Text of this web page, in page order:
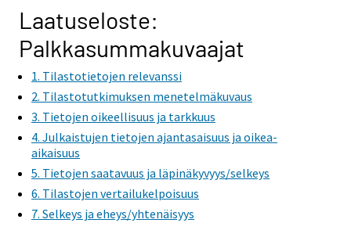
Laatuseloste:
Palkkasummakuvaajat
1. Tilastotietojen relevanssi
2. Tilastotutkimuksen menetelmäkuvaus
3. Tietojen oikeellisuus ja tarkkuus
4. Julkaistujen tietojen ajantasaisuus ja oikea-
aikaisuus
5. Tietojen saatavuus ja läpinäkyvyys/selkeys
6. Tilastojen vertailukelpoisuus
7. Selkeys ja eheys/yhtenäisyys